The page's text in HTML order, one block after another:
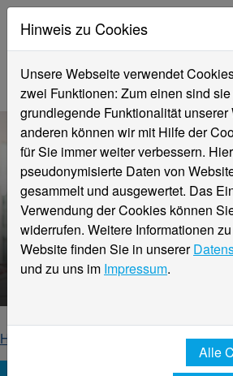
Promotion an der
Niederrhein
Ressort Forschung
Hochschule
Home
Forschung und Transfer
Hinweis zu Cookies
Unsere Webseite verwendet
zwei Funktionen: Zum einen sind
grundlegende Funktionalität unserer
anderen können wir mit Hilfe der
für Sie immer weiter verbessern.
pseudonymisierte Daten von
gesammelt und ausgewertet. Das
Verwendung der Cookies können
widerrufen. Weitere Informationen
Website finden Sie in unserer
und zu uns im Impressum.
Alle